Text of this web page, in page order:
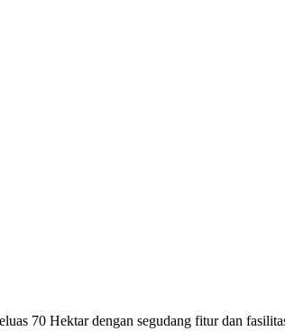
70 Hektar dengan segudang fitur dan